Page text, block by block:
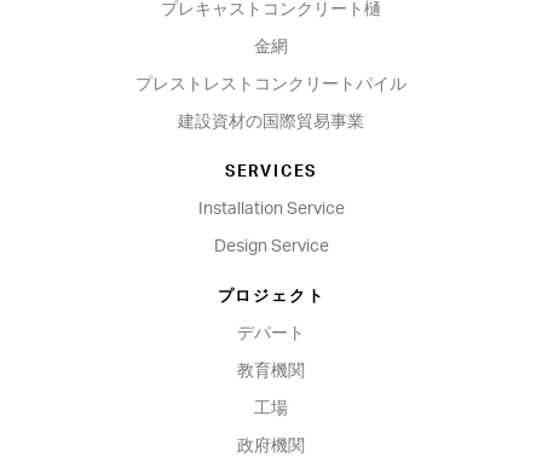
プレキャストコンクリート樋
金網
プレストレストコンクリートパイル
建設資材の国際貿易事業
SERVICES
Installation Service
Design Service
プロジェクト
デパート
教育機関
工場
政府機関